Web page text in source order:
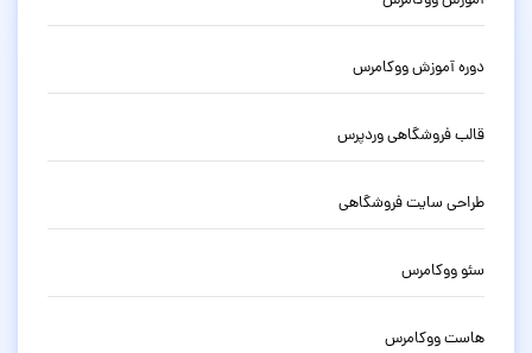
دوره آموزش ووکامرس
قالب فروشگاهی وردپرس
طراحی سایت فروشگاهی
سئو ووکامرس
هاست ووکامرس